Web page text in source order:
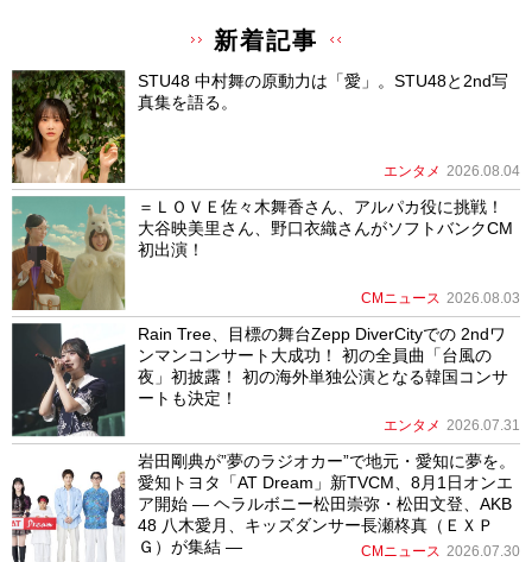
新着記事
STU48 中村舞の原動力は「愛」。STU48と2nd写
真集を語る。
エンタメ 2026.08.04
＝ＬＯＶＥ佐々木舞香さん、アルパカ役に挑戦！
大谷映美里さん、野口衣織さんがソフトバンクCM
初出演！
CMニュース 2026.08.03
Rain Tree、目標の舞台Zepp DiverCityでの 2ndワ
ンマンコンサート大成功！ 初の全員曲「台風の
夜」初披露！ 初の海外単独公演となる韓国コンサ
ートも決定！
エンタメ 2026.07.31
岩田剛典が”夢のラジオカー”で地元・愛知に夢を。
愛知トヨタ「AT Dream」新TVCM、8月1日オンエ
ア開始 ― ヘラルボニー松田崇弥・松田文登、AKB
48 八木愛月、キッズダンサー長瀬柊真（ＥＸＰ
Ｇ）が集結 ―
CMニュース 2026.07.30